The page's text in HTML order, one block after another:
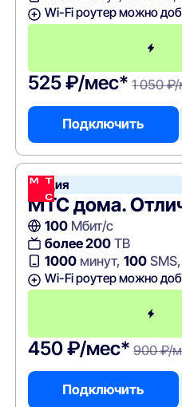
Wi-Fi роутер можно
525 ₽/мес* 1 050
Подключить
Акция
МТС дома.
100Мбит/с
более 200ТВ
1000минут, 100SMS,
Wi-Fi роутер можно
450 ₽/мес* 900 ₽/
Подключить